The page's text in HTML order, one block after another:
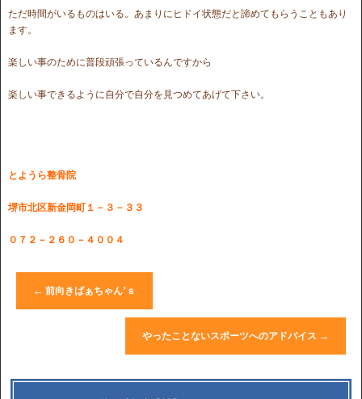
ただ時間がいるものはいる。あまりにヒドイ状態だと諦めてもらうこともあり
ます。
楽しい事のために普段頑張っているんですから
楽しい事できるように自分で自分を見つめてあげて下さい。
とようら整骨院
堺市北区新金岡町１－３－３３
０７２－２６０－４００４
← 前向きばぁちゃん’ｓ
やったことないスポーツへのアドバイス →